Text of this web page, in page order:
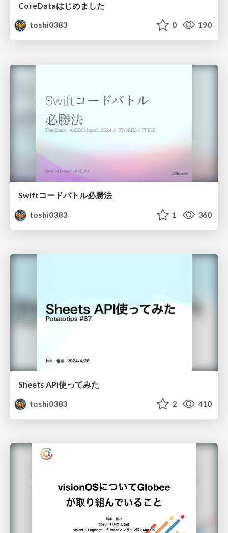
CoreDataはじめました
toshi0383
0 190
Swiftコードバトル必勝法
toshi0383
1 360
Sheets API使ってみた
toshi0383
2 410